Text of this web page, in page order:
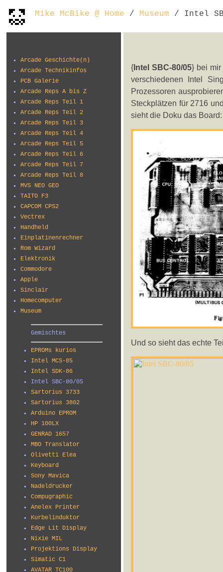
Mike McBike @ Home / Museum / Intel
Arcade Geschichte(n)
Arcade Technikinfos
PCB Galerie
Arcade Reps A bis Z
Arcade Reps Teil 1
Arcade Reps Teil 2
Arcade Reps Teil 3
Arcade Reps Teil 4
Arcade Reps Teil 5
Arcade Reps Teil 6
Arcade Reps Teil 7
Arcade Reps Teil 8
MVS NEO GEO
TAITO F3
CAPCOM CPS2
Vectrex
Handheld
Einplatinenrechner
Rom Wizard
Elektronik
Commodore
Apple
Sinclair
Homecomputer
Museum
Gemischtes
EPROMs kurios
Intel MCS-85
Intel SDK-86
Intel SBC-80/05
Sartorius 3733
Sartorius 3802
Arduino EPROM
HP 100LX
GENRAD 1657
MBO Translator
Olivetti Elea
Keyboard
Sony Mavica
Nadeldrucker
Compugraphic
Anelex Printer
Kurbelinduktor
Edge Lit Display
Nixie MIL
Projektions Display
Simatic C1
AVATAR TC100
{Intel SBC-80/05} bei mir
verschiedenen Intel
Prozessoren
Steckplätzen für 2716
sieht die Doku das Board:
Und so sieht das echte